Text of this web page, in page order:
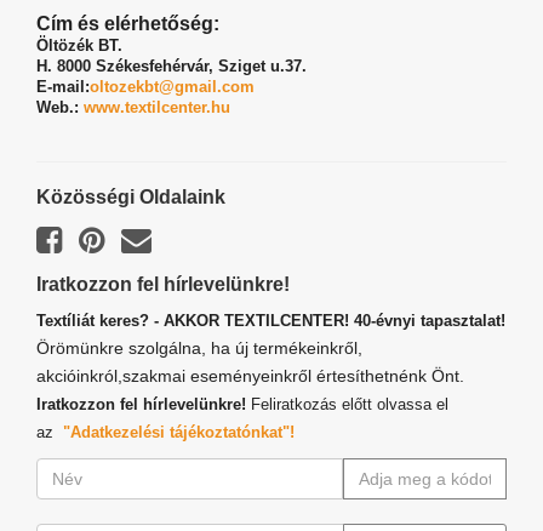
Cím és elérhetőség:
Öltözék BT.
H. 8000 Székesfehérvár, Sziget u.37.
E-mail:oltozekbt@gmail.com
Web.: www.textilcenter.hu
Közösségi Oldalaink
Iratkozzon fel hírlevelünkre!
Textíliát keres? - AKKOR TEXTILCENTER! 40-évnyi tapasztalat!
Örömünkre szolgálna, ha új termékeinkről,
akcióinkról,szakmai eseményeinkről értesíthetnénk Önt.
Iratkozzon fel hírlevelünkre! Feliratkozás előtt olvassa el
az "Adatkezelési tájékoztatónkat"!